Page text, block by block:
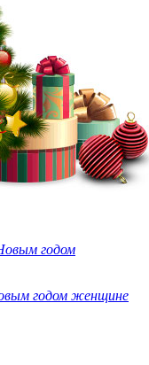
годом
годом женщине